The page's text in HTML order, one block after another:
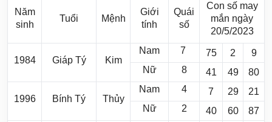
Năm
sinh
Tuổi Mệnh
Giới
tính
Quái
số
Con số may
mắn ngày
20/5/2023
1984 Giáp Tý Kim
Nam 7 75 2
9
Nữ
8 41 49 80
1996 Bính Tý Thủy
Nam 4 7 29
21
Nữ
2 40 60 87